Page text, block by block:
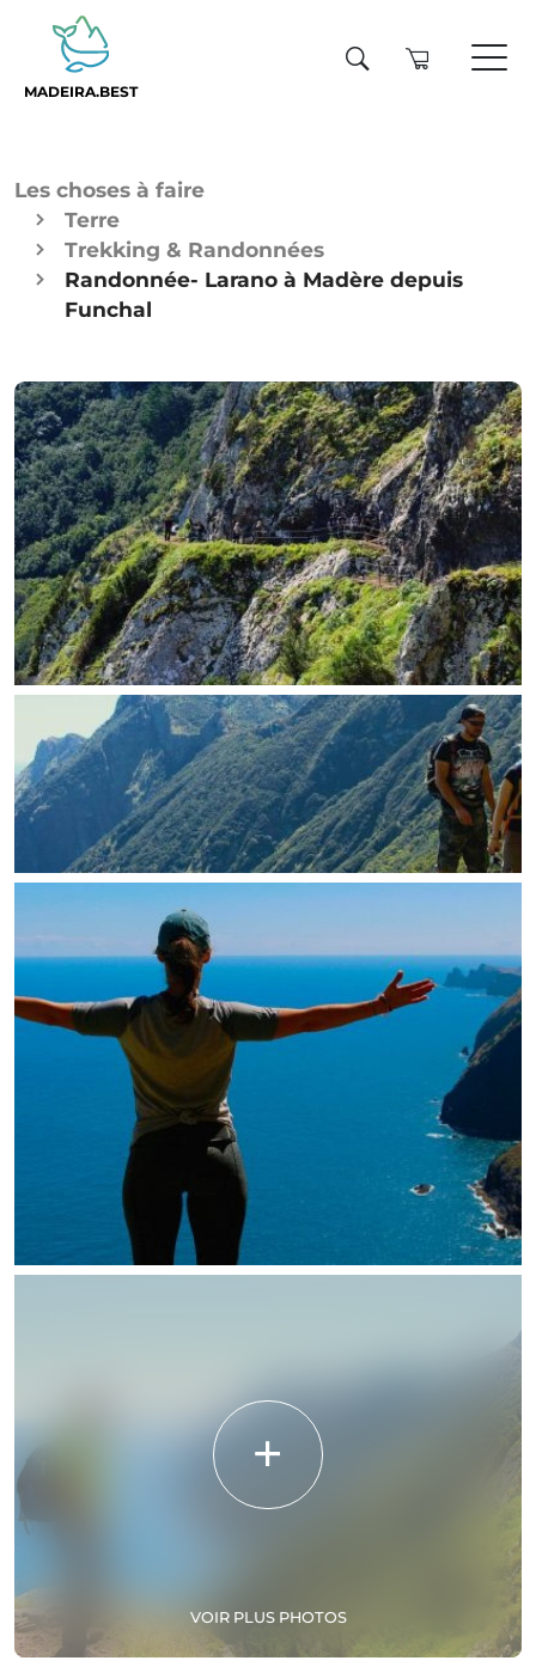
MADEIRA.BEST
Les choses à faire
Terre
Trekking & Randonnées
Randonnée- Larano à Madère depuis
Funchal
VOIR PLUS PHOTOS